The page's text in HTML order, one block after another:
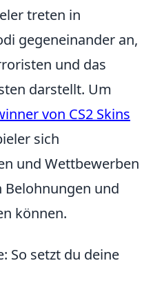
treten in
gegeneinander an,
und das
darstellt. Um
von CS2 Skins
sich
und Wettbewerben
Belohnungen und
können.
So setzt du deine